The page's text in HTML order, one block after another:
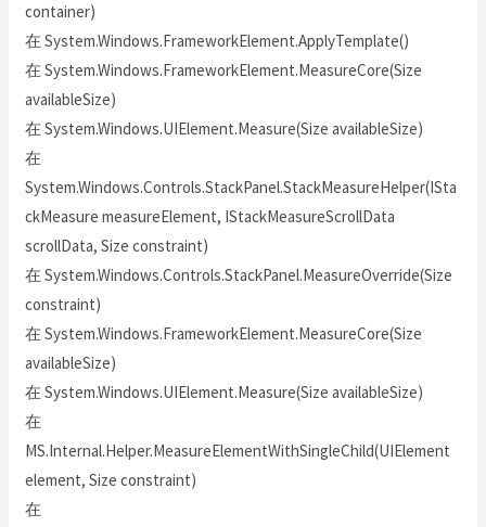
container)
在 System.Windows.FrameworkElement.ApplyTemplate()
在 System.Windows.FrameworkElement.MeasureCore(Size
availableSize)
在 System.Windows.UIElement.Measure(Size availableSize)
在
System.Windows.Controls.StackPanel.StackMeasureHelper(ISta
ckMeasure measureElement, IStackMeasureScrollData
scrollData, Size constraint)
在 System.Windows.Controls.StackPanel.MeasureOverride(Size
constraint)
在 System.Windows.FrameworkElement.MeasureCore(Size
availableSize)
在 System.Windows.UIElement.Measure(Size availableSize)
在
MS.Internal.Helper.MeasureElementWithSingleChild(UIElement
element, Size constraint)
在